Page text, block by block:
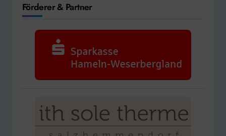
Förderer & Partner